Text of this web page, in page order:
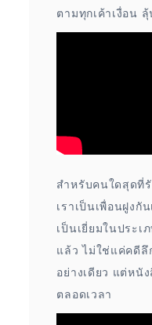
ตามทุกเค้าเงื่อน
สำหรับคนใดสุดที่
เราเป็นเพื่อนฝูง
เป็นเยี่ยมในประ
แล้ว ไม่ใช่แค่คดีลึ
อย่างเดียว แต่หนั
ตลอดเวลา